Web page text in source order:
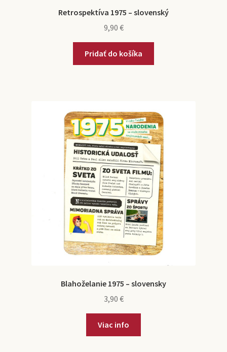
Retrospektíva 1975 – slovenský
9,90 €
Pridať do košíka
Blahoželanie 1975 – slovensky
3,90 €
Viac info